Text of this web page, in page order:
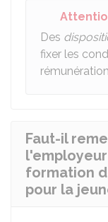
Des
fixer les
Faut-il
formation
pour la